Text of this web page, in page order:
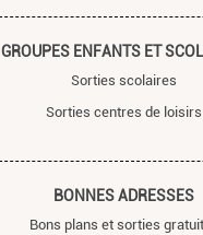
GROUPES ENFANTS ET
Sorties scolaires
Sorties centres de loisirs
BONNES ADRESSES
Bons plans et sorties